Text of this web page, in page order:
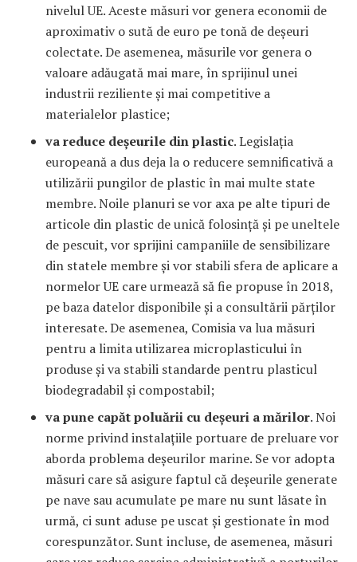
nivelul UE. Aceste măsuri vor genera economii de
aproximativ o sută de euro pe tonă de deșeuri
colectate. De asemenea, măsurile vor genera o
valoare adăugată mai mare, în sprijinul unei
industrii reziliente și mai competitive a
materialelor plastice;
va reduce deșeurile din plastic. Legislația
europeană a dus deja la o reducere semnificativă a
utilizării pungilor de plastic în mai multe state
membre. Noile planuri se vor axa pe alte tipuri de
articole din plastic de unică folosință și pe uneltele
de pescuit, vor sprijini campaniile de sensibilizare
din statele membre și vor stabili sfera de aplicare a
normelor UE care urmează să fie propuse în 2018,
pe baza datelor disponibile și a consultării părților
interesate. De asemenea, Comisia va lua măsuri
pentru a limita utilizarea microplasticului în
produse și va stabili standarde pentru plasticul
biodegradabil și compostabil;
va pune capăt poluării cu deșeuri a mărilor. Noi
norme privind instalațiile portuare de preluare vor
aborda problema deșeurilor marine. Se vor adopta
măsuri care să asigure faptul că deșeurile generate
pe nave sau acumulate pe mare nu sunt lăsate în
urmă, ci sunt aduse pe uscat și gestionate în mod
corespunzător. Sunt incluse, de asemenea, măsuri